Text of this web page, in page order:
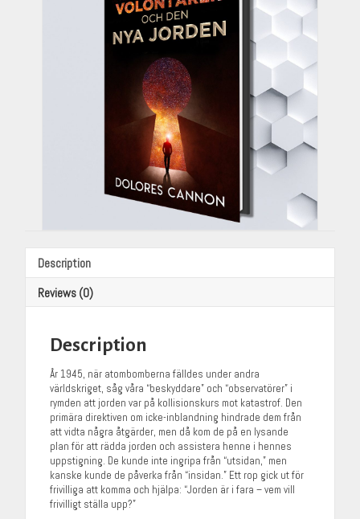
Description
Reviews (0)
Description
År 1945, när atombomberna fälldes under andra
världskriget, såg våra “beskyddare” och “observatörer” i
rymden att jorden var på kollisionskurs mot katastrof. Den
primära direktiven om icke-inblandning hindrade dem från
att vidta några åtgärder, men då kom de på en lysande
plan för att rädda jorden och assistera henne i hennes
uppstigning. De kunde inte ingripa från “utsidan,” men
kanske kunde de påverka från “insidan.” Ett rop gick ut för
frivilliga att komma och hjälpa: “Jorden är i fara – vem vill
frivilligt ställa upp?”